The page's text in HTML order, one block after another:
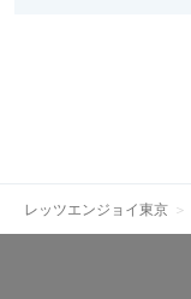
レッツエンジョイ東京